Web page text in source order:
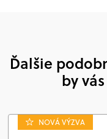
Ďalšie
by
NOVÁ VÝZVA